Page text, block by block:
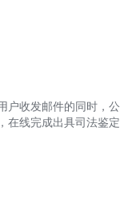
户收发邮件的同时，
线完成出具司法鉴定